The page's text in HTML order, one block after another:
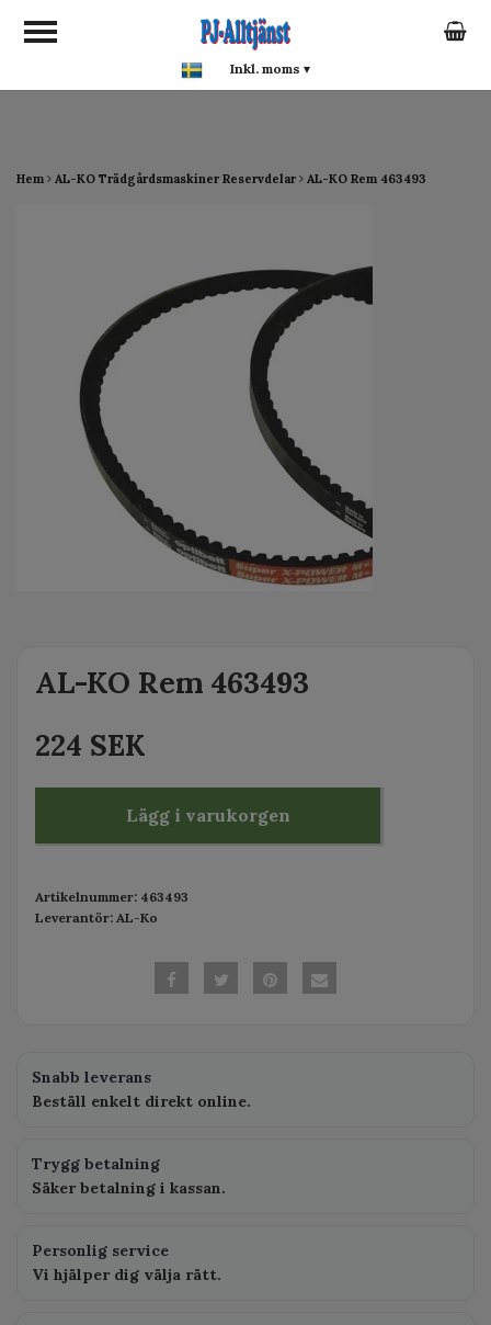
google-site-verification:
google0142a1f5f0015a93.html
Hem AL-KO Trädgårdsmaskiner Reservdelar AL-KO Rem 463493
AL-KO Rem 463493
224 SEK
Lägg i varukorgen
Artikelnummer: 463493
Leverantör: AL-Ko
Snabb leverans
Beställ enkelt direkt online.
Trygg betalning
Säker betalning i kassan.
Personlig service
Vi hjälper dig välja rätt.
Inkl. moms ▾